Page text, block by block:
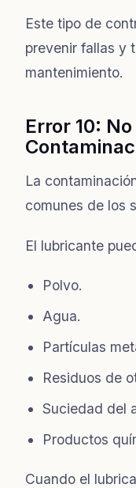
Este tipo de
prevenir fallas y
mantenimiento.
Error 10:
La
comunes de los
El lubricante
Polvo.
Agua.
Partículas
Residuos de
Suciedad del
Productos
Cuando el